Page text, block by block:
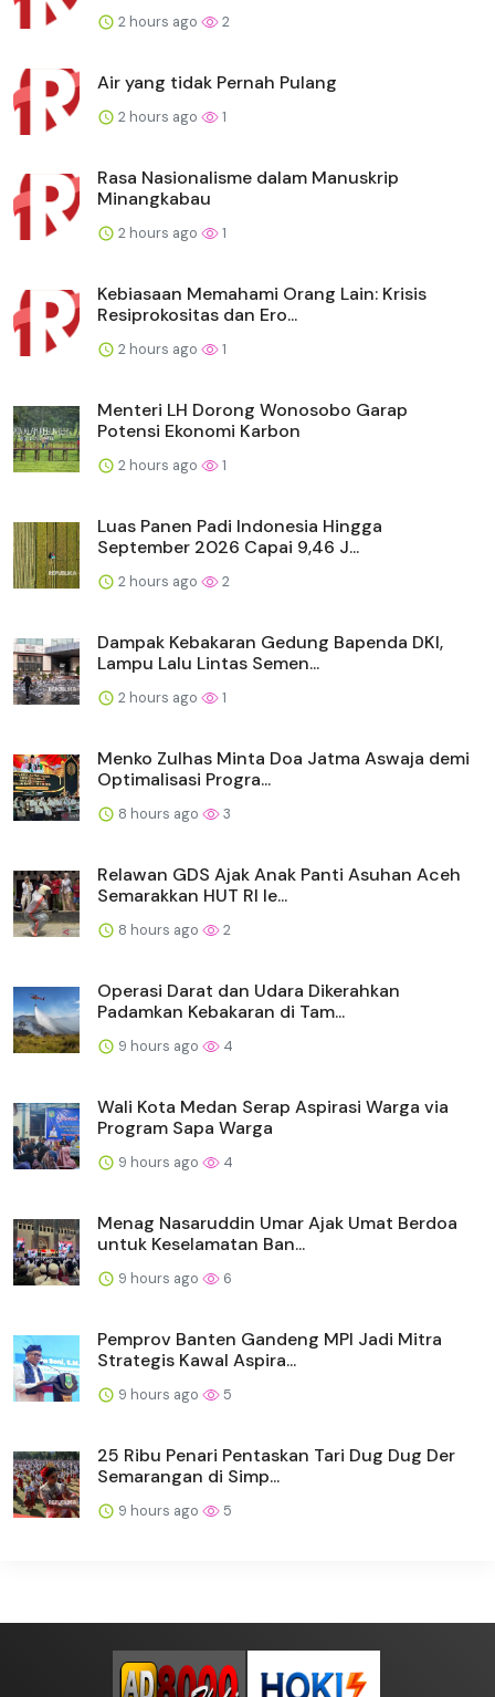
2 hours ago 2
Air yang tidak Pernah Pulang
2 hours ago 1
Rasa Nasionalisme dalam Manuskrip
Minangkabau
2 hours ago 1
Kebiasaan Memahami Orang Lain: Krisis
Resiprokositas dan Ero...
2 hours ago 1
Menteri LH Dorong Wonosobo Garap
Potensi Ekonomi Karbon
2 hours ago 1
Luas Panen Padi Indonesia Hingga
September 2026 Capai 9,46 J...
2 hours ago 2
Dampak Kebakaran Gedung Bapenda DKI,
Lampu Lalu Lintas Semen...
2 hours ago 1
Menko Zulhas Minta Doa Jatma Aswaja demi
Optimalisasi Progra...
8 hours ago 3
Relawan GDS Ajak Anak Panti Asuhan Aceh
Semarakkan HUT RI le...
8 hours ago 2
Operasi Darat dan Udara Dikerahkan
Padamkan Kebakaran di Tam...
9 hours ago 4
Wali Kota Medan Serap Aspirasi Warga via
Program Sapa Warga
9 hours ago 4
Menag Nasaruddin Umar Ajak Umat Berdoa
untuk Keselamatan Ban...
9 hours ago 6
Pemprov Banten Gandeng MPI Jadi Mitra
Strategis Kawal Aspira...
9 hours ago 5
25 Ribu Penari Pentaskan Tari Dug Dug Der
Semarangan di Simp...
9 hours ago 5